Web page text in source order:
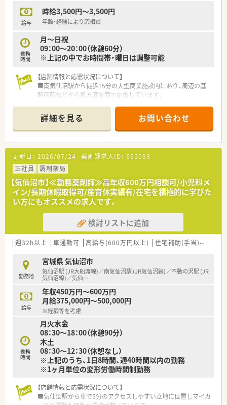
・薬剤師としてのステップアップを目指したい方
給与
時給3,500円～3,500円
年齢・経験により応相談
勤務
時間
月～日祝
09：00～20：00（休憩60分）
※上記の中でお時間帯・曜日は調整可能
【店舗情報と応需状況について】
■南気仙沼駅から徒歩15分の大型商業施設内にあり、周辺の基
幹病院などから処方箋を面で応需しています。
丁寧な服薬指導を行うことが可能です。
■薬剤師は常勤3名と派遣1名が在籍しており、事務スタッフも2
名から3名配置され業務分担が明確です。
【想定される業務内容】
■面分業の調剤薬局として多種多様な医療機関から処方箋を受
け付けるため、幅広い薬効群の薬剤を取り扱います。
■調剤業務や監査のほか、丁寧な服薬指導を通じて赤ちゃんから
お年寄りまで多くの患者様の健康を支えるお仕事です。
■OTC医薬品のカウンセリング販売も担当し、セルフメディケー
ションの推進を通じて病気の予防にも深く貢献します。
【こんな方が活躍中】
■定年は65歳と定められていますが、再雇用制度を活用して70
歳を過ぎても現役で元気に就業している方がいます。
上手く両立させながら多くの女性が活躍しています。
■面分業という環境を活かし、多くの品目数に触れながら自ら進
んで新しい専門知識を吸収する方が活躍しています。
詳細を見る お問い合わせ
更新日： 2026/07/24 薬剤師求人ID： 665093
正社員
調剤薬局
【気仙沼市】≪勤務薬剤師≫高年収600万円相談可/小児科メ
イン/長期休暇取得可/産育休実績有/在宅を積極的に学びた
い方にもオススメの求人です。
検討リストに追加
週32h以上 車通勤可 高給与(600万円以上) 住宅補助(手当)あり
勤務地
宮城県 気仙沼市
気仙沼駅 (JR大船渡線)／南気仙沼駅 (JR気仙沼線)／不動の沢駅 (JR
気仙沼線)／気仙…
給与
年収450万円～600万円
月給375,000円～500,000円
※経験等を考慮
勤務
時間
月火水金
08：30～18：00（休憩90分）
木土
08：30～12：30（休憩なし）
※上記のうち、1日8時間、週40時間以内の勤務
※1ヶ月単位の変形労働時間制勤務
【店舗情報と応需状況について】
■気仙沼駅から車で5分のアクセスしやすい立地に位置しマイカ